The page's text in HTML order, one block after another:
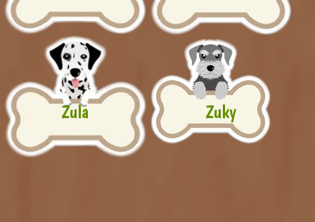
Zula Zuky